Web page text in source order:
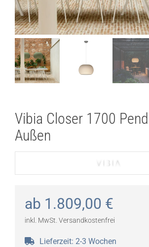
Ratgeber
Sale
Vibia Closer 1700
Außen
ab 1.809,00 €
inkl. MwSt. Versandkostenfrei
Lieferzeit: 2-3 Wochen